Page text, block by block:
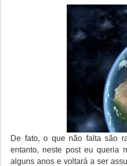
De fato, o que não falta são
entanto, neste post eu queria
alguns anos e voltará a ser